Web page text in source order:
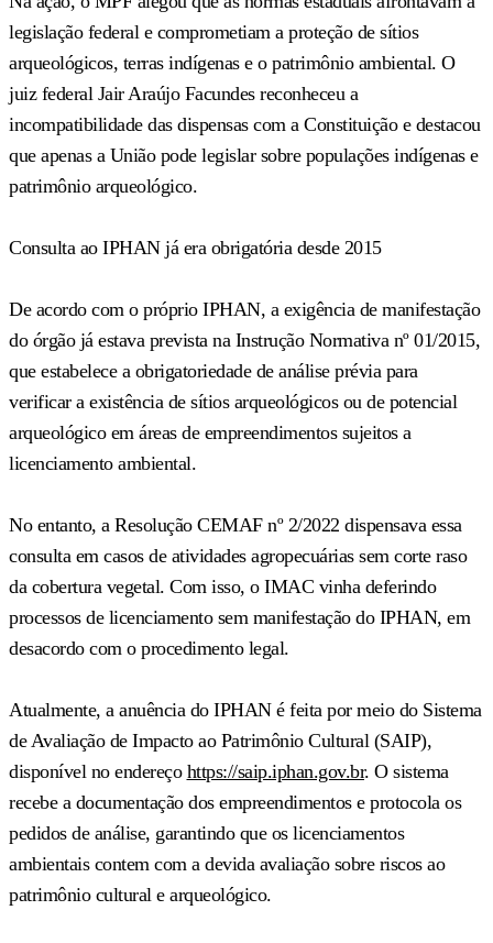
legislação federal e comprometiam a proteção de sítios
arqueológicos, terras indígenas e o patrimônio ambiental. O
juiz federal Jair Araújo Facundes reconheceu a
incompatibilidade das dispensas com a Constituição e destacou
que apenas a União pode legislar sobre populações indígenas e
patrimônio arqueológico.
Consulta ao IPHAN já era obrigatória desde 2015
De acordo com o próprio IPHAN, a exigência de manifestação
do órgão já estava prevista na Instrução Normativa nº 01/2015,
que estabelece a obrigatoriedade de análise prévia para
verificar a existência de sítios arqueológicos ou de potencial
arqueológico em áreas de empreendimentos sujeitos a
licenciamento ambiental.
No entanto, a Resolução CEMAF nº 2/2022 dispensava essa
consulta em casos de atividades agropecuárias sem corte raso
da cobertura vegetal. Com isso, o IMAC vinha deferindo
processos de licenciamento sem manifestação do IPHAN, em
desacordo com o procedimento legal.
Atualmente, a anuência do IPHAN é feita por meio do Sistema
de Avaliação de Impacto ao Patrimônio Cultural (SAIP),
disponível no endereço https://saip.iphan.gov.br. O sistema
recebe a documentação dos empreendimentos e protocola os
pedidos de análise, garantindo que os licenciamentos
ambientais contem com a devida avaliação sobre riscos ao
patrimônio cultural e arqueológico.